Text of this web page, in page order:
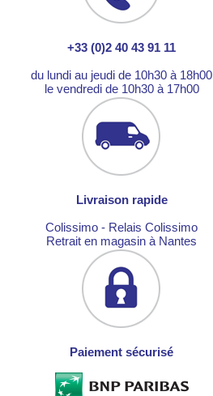
+33 (0)2 40 43 91 11
du lundi au jeudi de 10h30 à 18h00
le vendredi de 10h30 à 17h00
Livraison rapide
Colissimo - Relais Colissimo
Retrait en magasin à Nantes
Paiement sécurisé